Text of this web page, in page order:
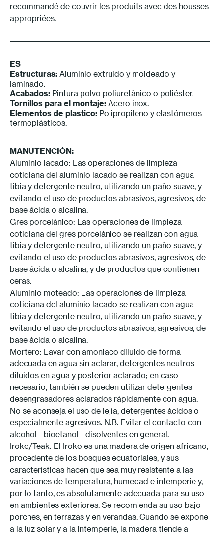
recommandé de couvrir les produits avec des housses
appropriées.
ES
Estructuras: Aluminio extruido y moldeado y
laminado.
Acabados: Pintura polvo poliuretànico o poliéster.
Tornillos para el montaje: Acero inox.
Elementos de plastico: Polipropileno y elastómeros
termoplásticos.
MANUTENCIÓN:
Aluminio lacado: Las operaciones de limpieza
cotidiana del aluminio lacado se realizan con agua
tibia y detergente neutro, utilizando un paño suave, y
evitando el uso de productos abrasivos, agresivos, de
base ácida o alcalina.
Gres porcelánico: Las operaciones de limpieza
cotidiana del gres porcelánico se realizan con agua
tibia y detergente neutro, utilizando un paño suave, y
evitando el uso de productos abrasivos, agresivos, de
base ácida o alcalina, y de productos que contienen
ceras.
Aluminio moteado: Las operaciones de limpieza
cotidiana del aluminio lacado se realizan con agua
tibia y detergente neutro, utilizando un paño suave, y
evitando el uso de productos abrasivos, agresivos, de
base ácida o alcalina.
Mortero: Lavar con amoniaco diluido de forma
adecuada en agua sin aclarar, detergentes neutros
diluidos en agua y posterior aclarado; en caso
necesario, también se pueden utilizar detergentes
desengrasadores aclarados rápidamente con agua.
No se aconseja el uso de lejía, detergentes ácidos o
especialmente agresivos. N.B. Evitar el contacto con
alcohol - bioetanol - disolventes en general.
Iroko/Teak: El Iroko es una madera de origen africano,
procedente de los bosques ecuatoriales, y sus
características hacen que sea muy resistente a las
variaciones de temperatura, humedad e intemperie y,
por lo tanto, es absolutamente adecuada para su uso
en ambientes exteriores. Se recomienda su uso bajo
porches, en terrazas y en verandas. Cuando se expone
a la luz solar y a la intemperie, la madera tiende a